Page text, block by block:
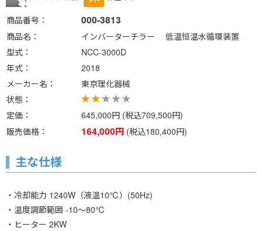
商品番号 000-3813
商品名
インバーターチラー 低温恒温水循環装置
型式
NCC-3000D
年式
2018
メーカー名
東京理化器械
状態
定価
645,000円 (税込709,500円)
販売価格
164,000円 (税込180,400円)
主な仕様
・冷却能力 1240W（液温10℃）(50Hz)
・温度調節範囲 -10～80℃
・ヒーター 2KW